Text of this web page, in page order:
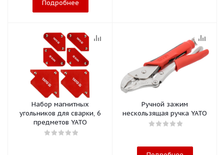
Подробнее
Набор магнитных
угольников для сварки, 6
предметов YATO
Ручной зажим
нескользящая ручка YATO